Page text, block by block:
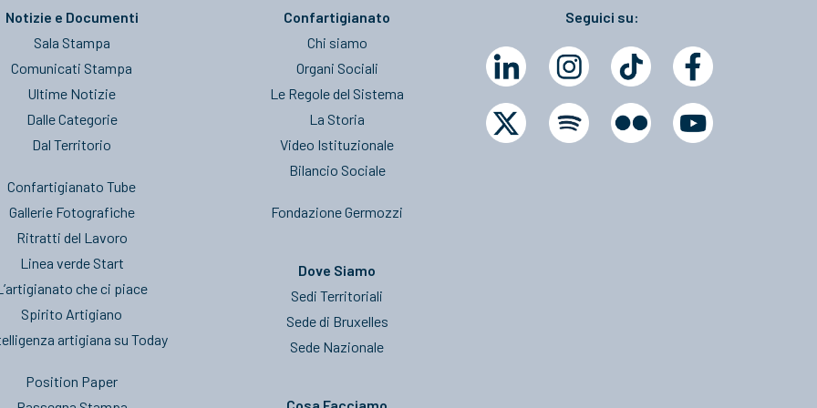
Notizie e Documenti
Sala Stampa
Comunicati Stampa
Ultime Notizie
Dalle Categorie
Dal Territorio
Confartigianato Tube
Gallerie Fotografiche
Ritratti del Lavoro
Linea verde Start
che ci piace
Spirito Artigiano
artigiana su Today
Position Paper
Confartigianato
Chi siamo
Organi Sociali
Le Regole del Sistema
La Storia
Video Istituzionale
Bilancio Sociale
Fondazione Germozzi
Dove Siamo
Sedi Territoriali
Sede di Bruxelles
Sede Nazionale
Seguici su: